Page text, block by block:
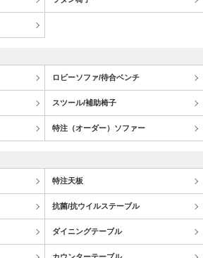
ロビーソファ/待合ベンチ
スツール/補助椅子
特注（オーダー）ソファー
特注天板
抗菌/抗ウイルステーブル
ダイニングテーブル